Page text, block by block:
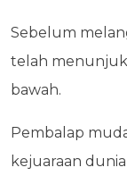
Sebelum
telah
bawah.
Pembalap
kejuaraan